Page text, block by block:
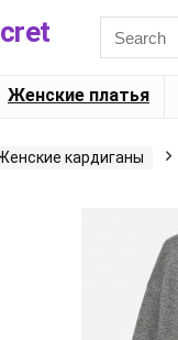
Женские платья
кардиганы